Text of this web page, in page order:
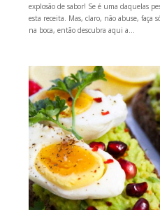
explosão de sabor! Se é uma daquelas
esta receita. Mas, claro, não abuse, faça
na boca, então descubra aqui a...